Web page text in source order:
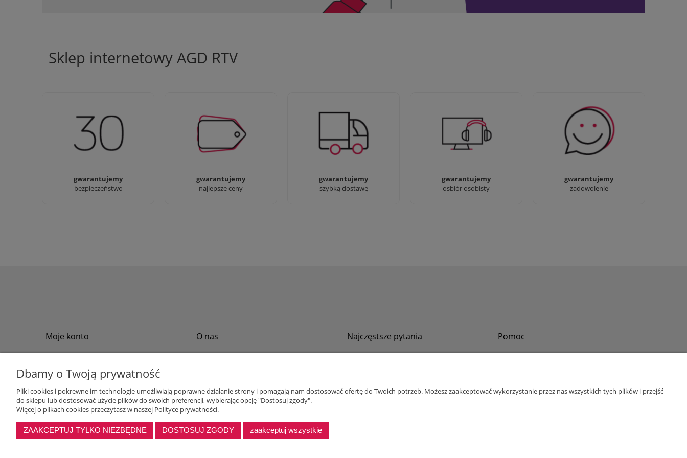
Sklep internetowy AGD RTV
gwarantujemy
bezpieczeństwo
Jesteśmy firmą z 30-letnim
doświadczeniem
gwarantujemy
najlepsze ceny
Ciężko pracujemy aby zapewnić
najlepsze oferty
gwarantujemy
szybką dostawę
90% dostaw następnego dnia,
bez dopłat!
gwarantujemy
osbiór osobisty
Jesteśmy prawdziwi :) możesz
przyjść i zobaczyć nasze sklepy
gwarantujemy
zadowolenie
Sprawdź nasze 100%
zadowolenia Klientów
Moje konto
Przechowalnia
Ustawienia konta
O nas
Polityka prywatności
Program lojalnościowy dla firm
Najczęstsze pytania Pomoc
bok@abinvest.info
Dbamy o Twoją prywatność
Pliki cookies i pokrewne im technologie umożliwiają poprawne działanie strony i pomagają nam dostosować ofertę do Twoich potrzeb. Możesz zaakceptować wykorzystanie przez nas wszystkich tych plików i przejść
do sklepu lub dostosować użycie plików do swoich preferencji, wybierając opcję "Dostosuj zgody".
Więcej o plikach cookies przeczytasz w naszej Polityce prywatności.
ZAAKCEPTUJ TYLKO NIEZBĘDNE DOSTOSUJ ZGODY zaakceptuj wszystkie